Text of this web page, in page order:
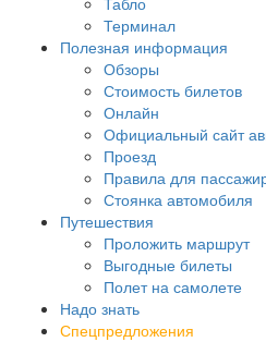
Терминал
Полезная информация
Обзоры
Стоимость билетов
Онлайн
Официальный сайт
Проезд
Правила для
Стоянка автомобиля
Путешествия
Проложить маршрут
Выгодные билеты
Полет на самолете
Надо знать
Спецпредложения